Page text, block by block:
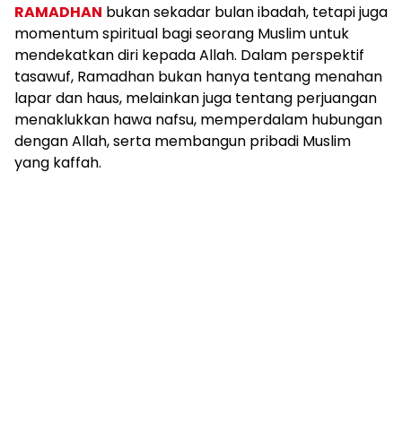
RAMADHAN bukan sekadar bulan ibadah, tetapi juga
momentum spiritual bagi seorang Muslim untuk
mendekatkan diri kepada Allah. Dalam perspektif
tasawuf, Ramadhan bukan hanya tentang menahan
lapar dan haus, melainkan juga tentang perjuangan
menaklukkan hawa nafsu, memperdalam hubungan
dengan Allah, serta membangun pribadi Muslim
yang kaffah.